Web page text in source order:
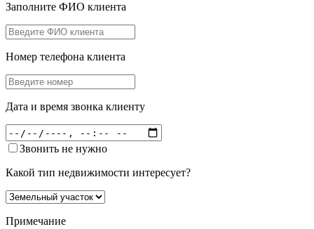
Заполните ФИО клиента
Номер телефона клиента
Дата и время звонка клиенту
Звонить не нужно
Какой тип недвижимости интересует?
Примечание